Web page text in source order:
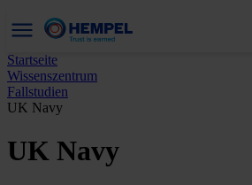
Startseite
Wissenszentrum
Fallstudien
UK Navy
UK Navy